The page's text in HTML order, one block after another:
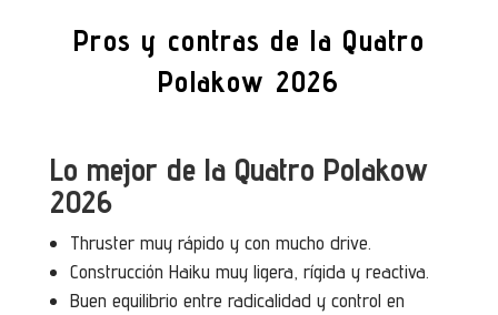
Pros y contras de la Quatro
Polakow 2026
Lo mejor de la Quatro Polakow
2026
Thruster muy rápido y con mucho drive.
Construcción Haiku muy ligera, rígida y reactiva.
Buen equilibrio entre radicalidad y control en